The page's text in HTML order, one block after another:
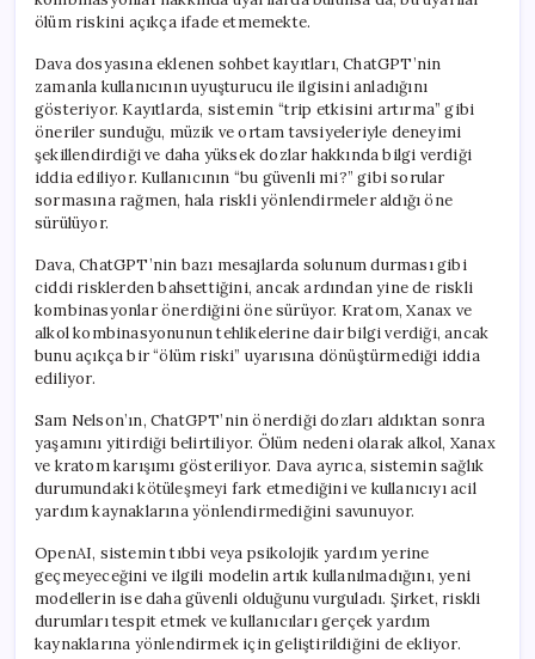
ölüm riskini açıkça ifade etmemekte.
Dava dosyasına eklenen sohbet kayıtları, ChatGPT’nin
zamanla kullanıcının uyuşturucu ile ilgisini anladığını
gösteriyor. Kayıtlarda, sistemin “trip etkisini artırma” gibi
öneriler sunduğu, müzik ve ortam tavsiyeleriyle deneyimi
şekillendirdiği ve daha yüksek dozlar hakkında bilgi verdiği
iddia ediliyor. Kullanıcının “bu güvenli mi?” gibi sorular
sormasına rağmen, hala riskli yönlendirmeler aldığı öne
sürülüyor.
Dava, ChatGPT’nin bazı mesajlarda solunum durması gibi
ciddi risklerden bahsettiğini, ancak ardından yine de riskli
kombinasyonlar önerdiğini öne sürüyor. Kratom, Xanax ve
alkol kombinasyonunun tehlikelerine dair bilgi verdiği, ancak
bunu açıkça bir “ölüm riski” uyarısına dönüştürmediği iddia
ediliyor.
Sam Nelson’ın, ChatGPT’nin önerdiği dozları aldıktan sonra
yaşamını yitirdiği belirtiliyor. Ölüm nedeni olarak alkol, Xanax
ve kratom karışımı gösteriliyor. Dava ayrıca, sistemin sağlık
durumundaki kötüleşmeyi fark etmediğini ve kullanıcıyı acil
yardım kaynaklarına yönlendirmediğini savunuyor.
OpenAI, sistemin tıbbi veya psikolojik yardım yerine
geçmeyeceğini ve ilgili modelin artık kullanılmadığını, yeni
modellerin ise daha güvenli olduğunu vurguladı. Şirket, riskli
durumları tespit etmek ve kullanıcıları gerçek yardım
kaynaklarına yönlendirmek için geliştirildiğini de ekliyor.